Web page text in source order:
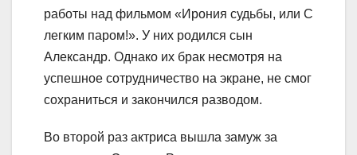
работы над фильмом «Ирония судьбы, или С
легким паром!». У них родился сын
Александр. Однако их брак несмотря на
успешное сотрудничество на экране, не смог
сохраниться и закончился разводом.
Во второй раз актриса вышла замуж за